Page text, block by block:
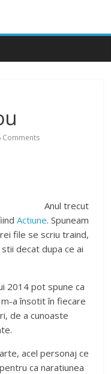
Comments
Anul trecut
Actiune. Spuneam
file se scriu traind,
decat dupa ce ai
2014 pot spune ca
a însotit în fiecare
de a cunoaste
acel personaj ce
ca naratiunea